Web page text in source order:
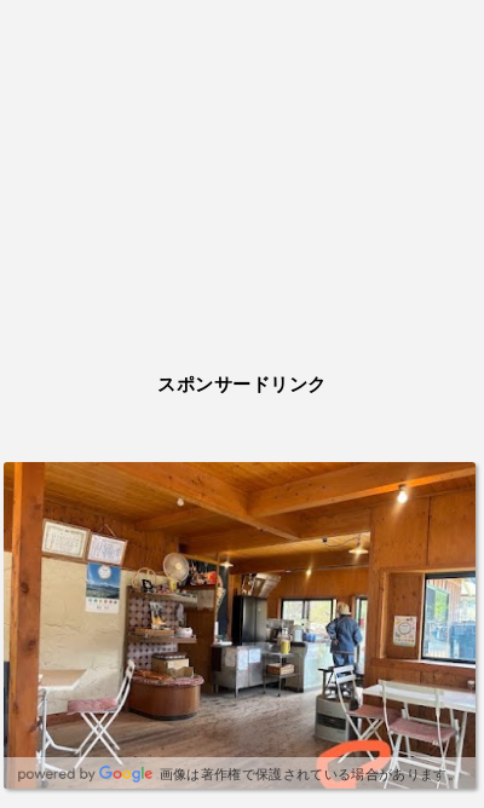
スポンサードリンク
画像は著作権で保護されている場合があります。